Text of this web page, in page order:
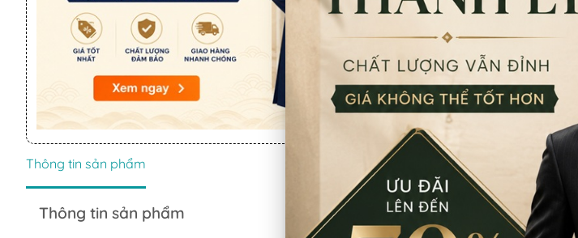
Thông tin sản phẩm
Thông tin sản phẩm